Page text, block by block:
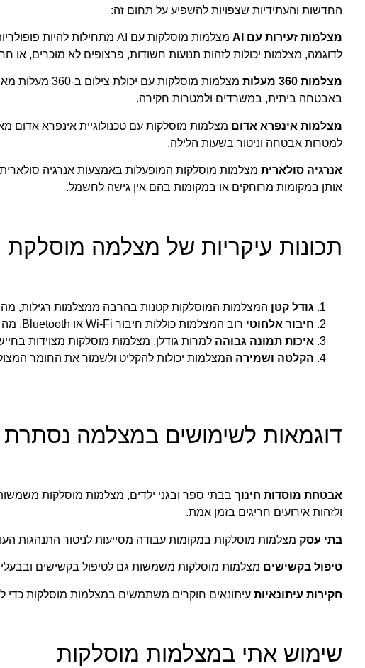
החדשות והעתידיות שצפויות להשפיע על תחום זה:
מצלמות זעירות עם AI
לדוגמה, מצלמות יכולות לזהות תנועות חשודות, פרצופים לא מוכרים, או
מצלמות 360 מעלות
מצלמות
באבטחה ביתית, במשרדים ולמטרות חקירה.
מצלמות אינפרא אדום מצלמות מוסלקות עם טכנולוגיית אינפרא אדום
למטרות אבטחה וניטור בשעות הלילה.
אנרגיה סולארית מצלמות מוסלקות המופעלות באמצעות אנרגיה
אותן במקומות מרוחקים או במקומות בהם אין גישה לחשמל.
תכונות עיקריות של מצלמה מוסלקת
גודל קטן המצלמות המוסלקות קטנות בהרבה ממצלמות רגילות,
חיבור אלחוטי רוב המצלמות כוללות חיבור Wi-Fi או Bluetooth, מה שמאפשר לצפות בתמונות והווידאו בזמן אמת מרחוק.
איכות תמונה גבוהה למרות גודלן, מצלמות מוסלקות מצוידות
הקלטה ושמירה המצלמות יכולות להקליט ולשמור את החומר
דוגמאות לשימושים במצלמה
אבטחת מוסדות חינוך בבתי ספר ובגני ילדים, מצלמות מוסלקות
ולזהות אירועים חריגים בזמן אמת.
בתי עסק מצלמות מוסלקות במקומות עבודה מסייעות לניטור התנהגות
טיפול בקשישים מצלמות מוסלקות משמשות גם לטיפול בקשישים ובבעלי
חקירות עיתונאיות עיתונאים חוקרים משתמשים במצלמות מוסלקות כדי
שימוש אתי במצלמות מוסלקות